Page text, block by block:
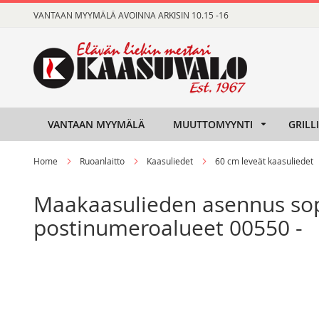
to
VANTAAN MYYMÄLÄ AVOINNA ARKISIN 10.15 -16
VANTAAN MYYMÄLÄ MUUTTOMYYNTI
Home Ruoanlaitto Kaasuliedet 60 cm leveät kaasuliedet
Maakaasulieden asennus
postinumeroalueet 00550 -